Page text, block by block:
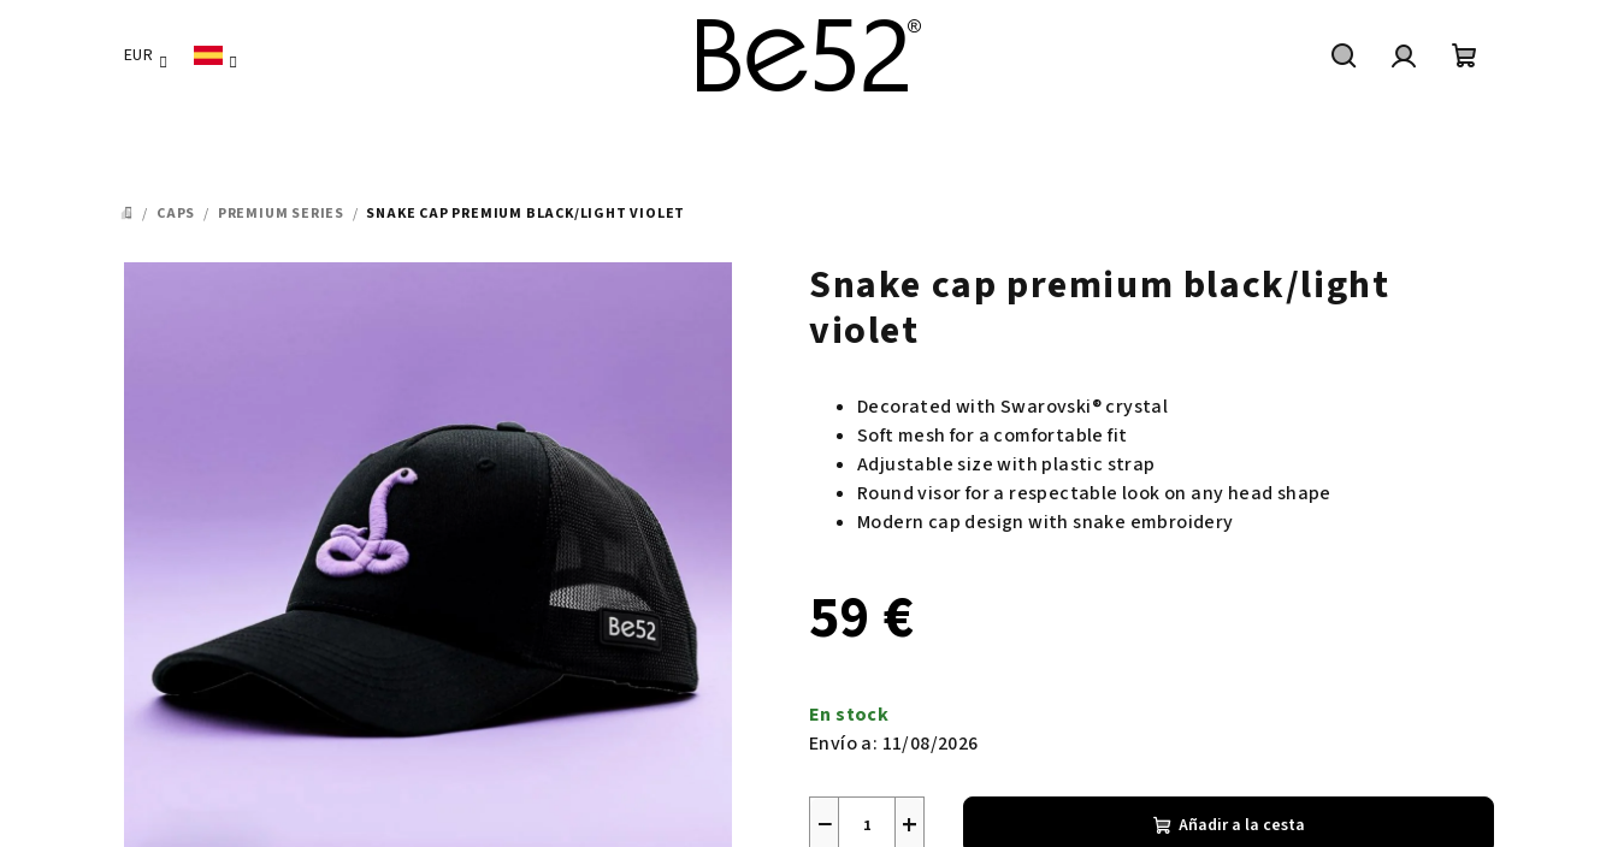
EUR
INICIO
/ CAPS / PREMIUM SERIES / SNAKE CAP PREMIUM BLACK/LIGHT VIOLET
Snake cap premium black/light
violet
Decorated with Swarovski® crystal
Soft mesh for a comfortable fit
Adjustable size with plastic strap
Round visor for a respectable look on any head shape
Modern cap design with snake embroidery
59 €
de
la
En stock
Envío a: 11/08/2026
+
− Añadir a la cesta